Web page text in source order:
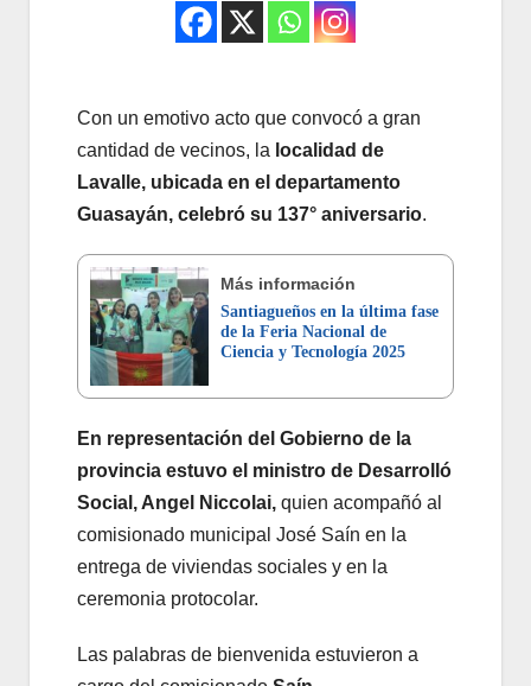
Con un emotivo acto que convocó a gran
cantidad de vecinos, la localidad de
Lavalle, ubicada en el departamento
Guasayán, celebró su 137° aniversario.
Más información
Santiagueños en la última fase
de la Feria Nacional de
Ciencia y Tecnología 2025
En representación del Gobierno de la
provincia estuvo el ministro de Desarrolló
Social, Angel Niccolai, quien acompañó al
comisionado municipal José Saín en la
entrega de viviendas sociales y en la
ceremonia protocolar.
Las palabras de bienvenida estuvieron a